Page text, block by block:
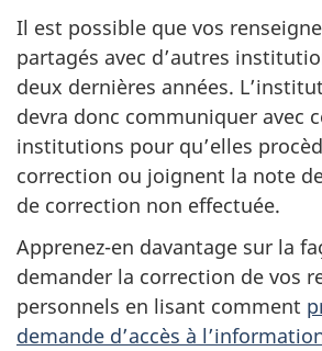
Il est possible que vos
partagés avec d’autres
deux dernières années.
devra donc communiquer avec
institutions pour qu’elles
correction ou joignent la note
de correction non effectuée.
Apprenez-en davantage sur la
demander la correction de vos
personnels en lisant comment
demande d’accès à